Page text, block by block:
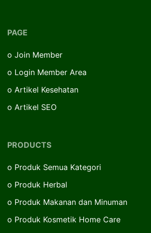
PAGE
o Join Member
o Login Member Area
o Artikel Kesehatan
o Artikel SEO
PRODUCTS
o Produk Semua Kategori
o Produk Herbal
o Produk Makanan dan Minuman
o Produk Kosmetik Home Care